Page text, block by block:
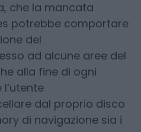
che la mancata
potrebbe comportare
del
ad alcune aree del
alla fine di ogni
dal proprio disco
di navigazione sia i